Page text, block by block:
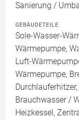
Sanierung /
GEBÄUDETEILE
Sole-Wasser-
Wärmepumpe,
Luft-
Wärmepumpe,
Brauchwasser /
Heizkessel,